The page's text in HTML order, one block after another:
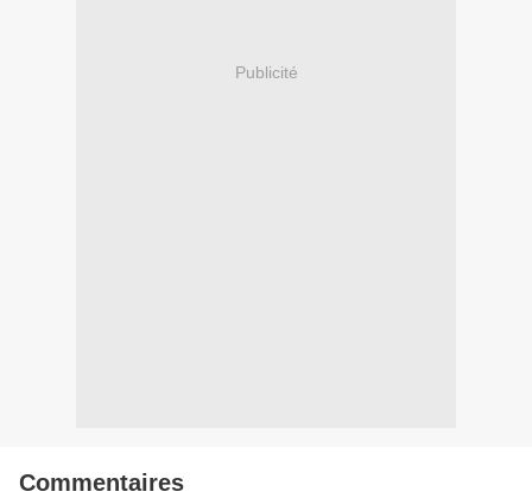
Publicité
Commentaires